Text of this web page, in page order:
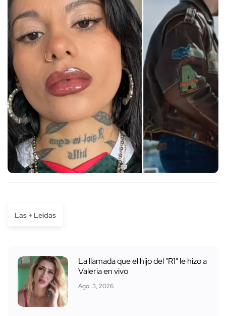
Las + Leídas
La llamada que el hijo del "R1" le hizo a
Valeria en vivo
Ago. 3, 2026